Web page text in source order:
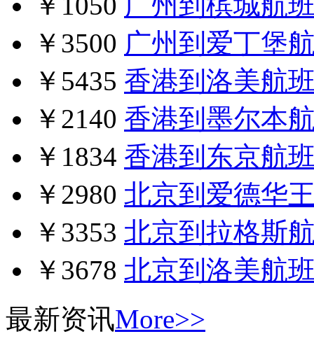
￥3500 广州到爱丁堡
￥5435 香港到洛美航
￥2140 香港到墨尔本
￥1834 香港到东京航
￥2980 北京到爱德华
￥3353 北京到拉格斯
￥3678 北京到洛美航
最新资讯More>>